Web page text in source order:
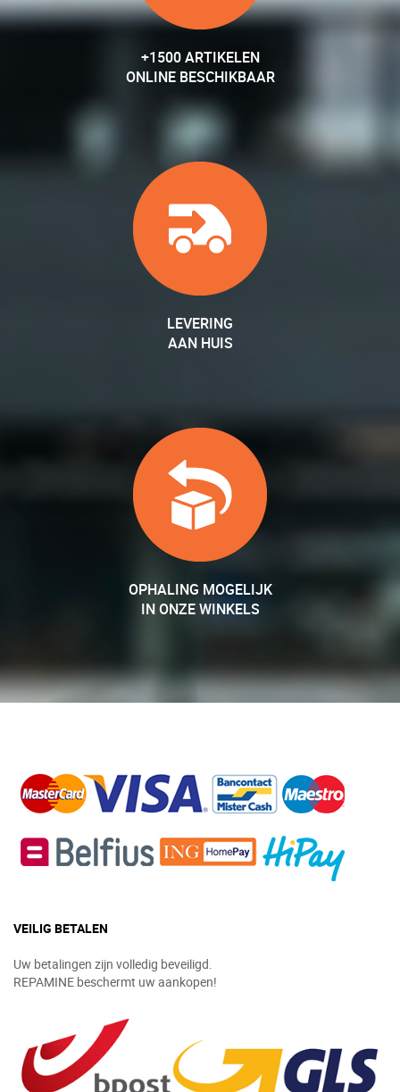
+1500 ARTIKELEN
ONLINE BESCHIKBAAR
LEVERING
AAN HUIS
OPHALING MOGELIJK
IN ONZE WINKELS
VEILIG BETALEN
Uw betalingen zijn volledig beveiligd.
REPAMINE beschermt uw aankopen!